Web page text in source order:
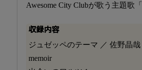
Awesome City Clubが歌う主題
収録内容
ジュゼッペのテーマ ／ 佐野晶哉
memoir